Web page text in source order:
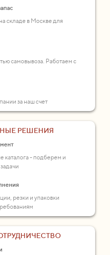
складе в Москве для
самовывоза. Работаем с
за наш счет
РЕШЕНИЯ
каталога - подберем и
резки и упаковки